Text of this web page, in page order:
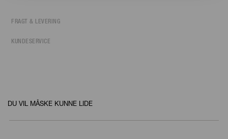
FRAGT & LEVERING
KUNDESERVICE
DU VIL MÅSKE KUNNE LIDE